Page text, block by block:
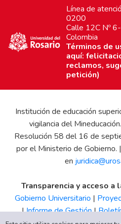
Línea de
0200
Calle 12C Nº
Colombia
Términos de
aquí:
reclamos,
petición)
Institución de educación
vigilancia del
Resolución 58 del 16 de
por el Ministerio de Gobierno.
en
Transparencia y acceso a
Gobierno Universitario |
|Informe de Gestión|